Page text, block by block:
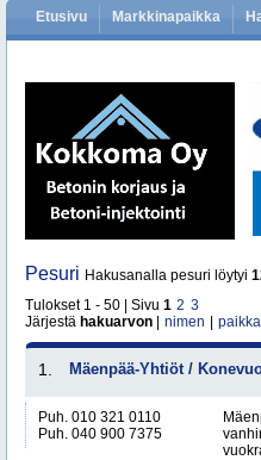
Etusivu Markkinapaikka
Pesuri Hakusanalla pesuri löytyi
Tulokset 1 - 50 | Sivu 1 2 3
Järjestä hakuarvon nimen
1. Mäenpää-Yhtiöt /
Puh. 010 321 0110
Puh. 040 900 7375